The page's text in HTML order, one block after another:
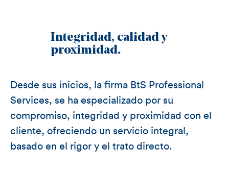
Novedades normativas
Boletín del asesor
Contacto
Integridad, calidad y
proximidad.
Desde sus inicios, la firma BtS Professional
Services, se ha especializado por su
compromiso, integridad y proximidad con el
cliente, ofreciendo un servicio integral,
basado en el rigor y el trato directo.